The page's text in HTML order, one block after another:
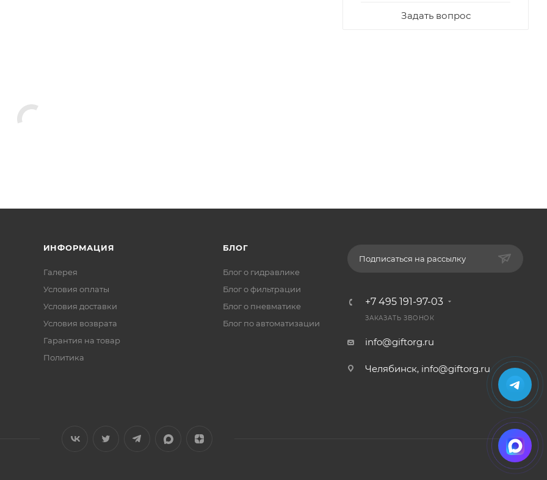
Задать вопрос
ИНФОРМАЦИЯ
Галерея
Условия оплаты
Условия доставки
Условия возврата
Гарантия на товар
Политика
БЛОГ
Блог о гидравлике
Блог о фильтрации
Блог о пневматике
Блог по автоматизации
Подписаться на рассылку
+7 495 191-97-03
ЗАКАЗАТЬ ЗВОНОК
info@giftorg.ru
Челябинск, info@giftorg.ru